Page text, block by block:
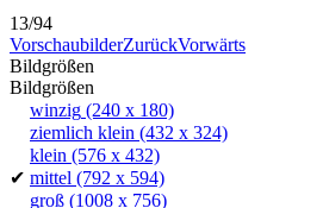
13/94
VorschaubilderZurückVorwärts
Bildgrößen
Bildgrößen
winzig (240 x 180)
ziemlich klein (432 x 324)
klein (576 x 432)
✔ mittel (792 x 594)
groß (1008 x 756)